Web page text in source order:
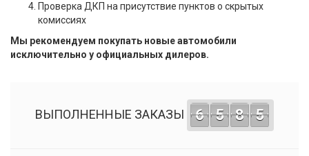
Проверка ДКП на присутствие пунктов о скрытых
комиссиях
Мы рекомендуем покупать новые автомобили
исключительно у официальных дилеров.
ВЫПОЛНЕННЫЕ ЗАКАЗЫ 6 5 8 5